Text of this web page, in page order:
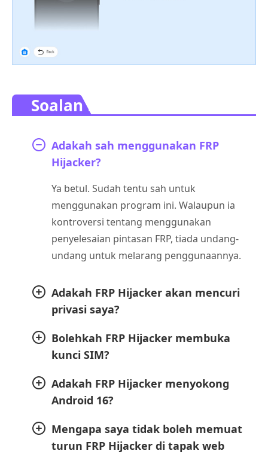
Soalan Lazim.
Adakah sah menggunakan FRP
Hijacker?
Ya betul. Sudah tentu sah untuk
menggunakan program ini. Walaupun ia
kontroversi tentang menggunakan
penyelesaian pintasan FRP, tiada undang-
undang untuk melarang penggunaannya.
Adakah FRP Hijacker akan mencuri
privasi saya?
Bolehkah FRP Hijacker membuka
kunci SIM?
Adakah FRP Hijacker menyokong
Android 16?
Mengapa saya tidak boleh memuat
turun FRP Hijacker di tapak web